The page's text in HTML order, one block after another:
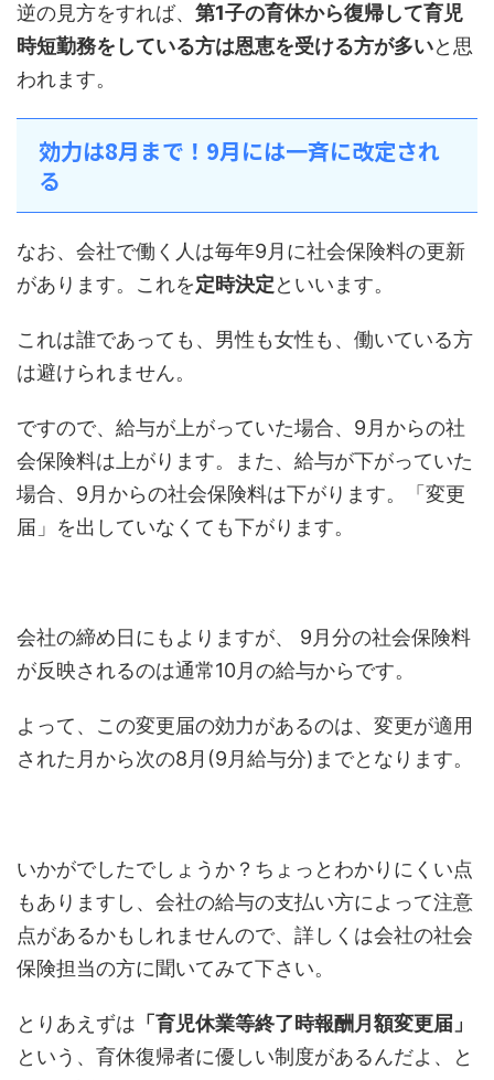
逆の見方をすれば、 第1子の育休から復帰して育児
時短勤務をしている方は恩恵を受ける方が多いと思
われます。
効力は8月まで！9月には一斉に改定され
る
なお、会社で働く人は毎年9月に社会保険料の更新
があります。これを定時決定といいます。
これは誰であっても、男性も女性も、働いている方
は避けられません。
ですので、給与が上がっていた場合、9月からの社
会保険料は上がります。また、給与が下がっていた
場合、9月からの社会保険料は下がります。「変更
届」を出していなくても下がります。
会社の締め日にもよりますが、 9月分の社会保険料
が反映されるのは通常10月の給与からです。
よって、この変更届の効力があるのは、変更が適用
された月から次の8月(9月給与分)までとなります。
いかがでしたでしょうか？ちょっとわかりにくい点
もありますし、会社の給与の支払い方によって注意
点があるかもしれませんので、詳しくは会社の社会
保険担当の方に聞いてみて下さい。
とりあえずは 「育児休業等終了時報酬月額変更届」
という、育休復帰者に優しい制度があるんだよ、と